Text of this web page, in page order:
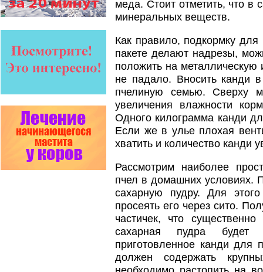
Пчеловоды-долгожители
По результатам
исследования по
лет…
Варроадез - это лучшее
современное средство
действует на два вида
клеща…
Препараты для лечения пчел
ЗАО АГРОБИОПРОМ
- это и высокая
эффективность, и безупречно
стабильные качество…
меда. Стоит отметить, что в
минеральных веществ.
Как правило, подкормку
пакете делают надрезы,
положить на
не падало. Вносить канди
пчелиную семью. Сверху
увеличения влажности
Одного килограмма канди
Если же в улье плохая
хватить и количество канди
Рассмотрим наиболее
пчел в домашних условиях.
сахарную пудру. Для
просеять его через сито.
частичек, что
сахарная пудра будет
приготовленное канди для
должен содержать